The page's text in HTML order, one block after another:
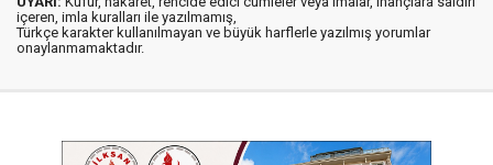
içeren, imla kuralları ile yazılmamış,
Türkçe karakter kullanılmayan ve büyük harflerle yazılmış yorumlar
onaylanmamaktadır.